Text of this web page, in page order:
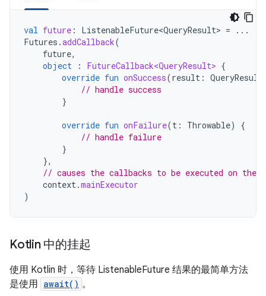
val future : ListenableFuture<QueryResult> =
...
Futures .addCallback(
future,
object
: FutureCallback<QueryResult> {
override fun onSuccess(result : QueryResult
// handle success
}
override fun onFailure(t : Throwable)
{
// handle failure
}
},
// causes the callbacks to be executed on the
context.mainExecutor
)
Kotlin 中的挂起
使用 Kotlin 时，等待 ListenableFuture 结果的最简单方法
是使用 await() 。